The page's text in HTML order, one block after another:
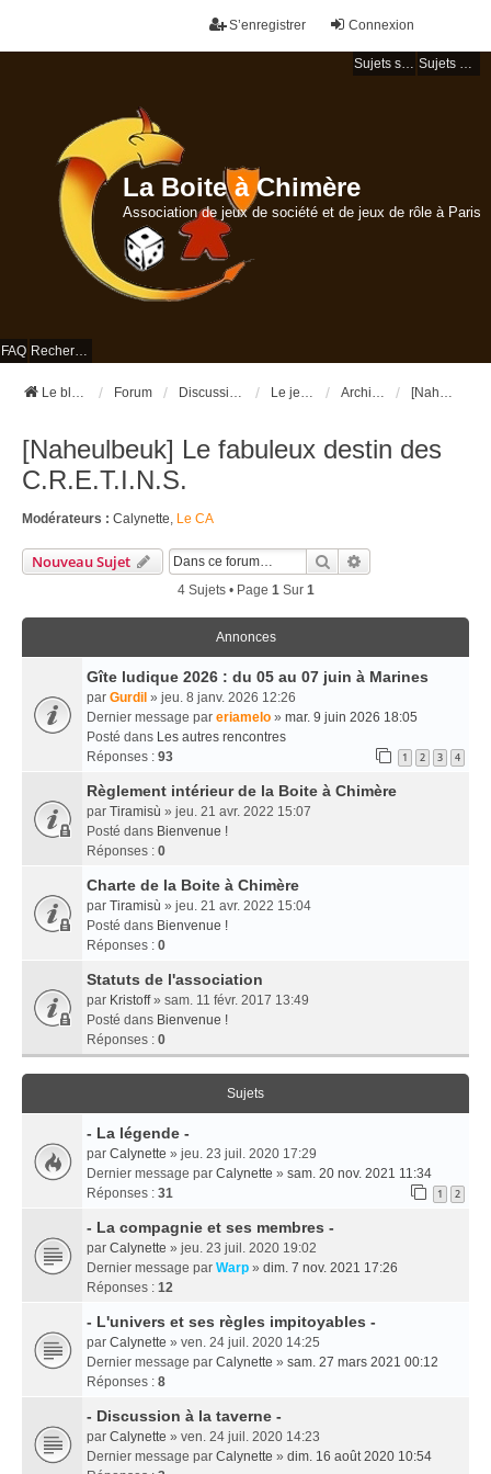
Connexion
S’enregistrer
Sujets sans réponse Sujets actifs
La Boite à Chimère
Association de jeux de société et de jeux de rôle à Paris
FAQ Rechercher
Le blog de la Boite à Chimère Forum Discussions et bavardages Le jeu de rôle Archives de campagnes [Naheulbeuk] Le fabuleux destin des C.R.E.T.I.N.S.
[Naheulbeuk] Le fabuleux destin des
C.R.E.T.I.N.S.
Modérateurs : Calynette, Le CA
Nouveau Sujet Rechercher
4 Sujets • Page 1Sur 1
Annonces
Gîte ludique 2026 : du 05 au 07 juin à Marines
par Gurdil » jeu. 8 janv. 2026 12:26
Dernier message par eriamelo » mar. 9 juin 2026 18:05
Posté dans Les autres rencontres
Réponses : 93 1 2 3 4
Règlement intérieur de la Boite à Chimère
par Tiramisù » jeu. 21 avr. 2022 15:07
Posté dans Bienvenue !
Réponses : 0
Charte de la Boite à Chimère
par Tiramisù » jeu. 21 avr. 2022 15:04
Posté dans Bienvenue !
Réponses : 0
Statuts de l'association
par Kristoff» sam. 11 févr. 2017 13:49
Posté dans Bienvenue !
Réponses : 0
Sujets
- La légende -
par Calynette » jeu. 23 juil. 2020 17:29
Dernier message par Calynette » sam. 20 nov. 2021 11:34
Réponses : 31 1 2
- La compagnie et ses membres -
par Calynette » jeu. 23 juil. 2020 19:02
Dernier message par Warp » dim. 7 nov. 2021 17:26
Réponses : 12
- L'univers et ses règles impitoyables -
par Calynette » ven. 24 juil. 2020 14:25
Dernier message par Calynette » sam. 27 mars 2021 00:12
Réponses : 8
- Discussion à la taverne -
par Calynette » ven. 24 juil. 2020 14:23
Dernier message par Calynette » dim. 16 août 2020 10:54